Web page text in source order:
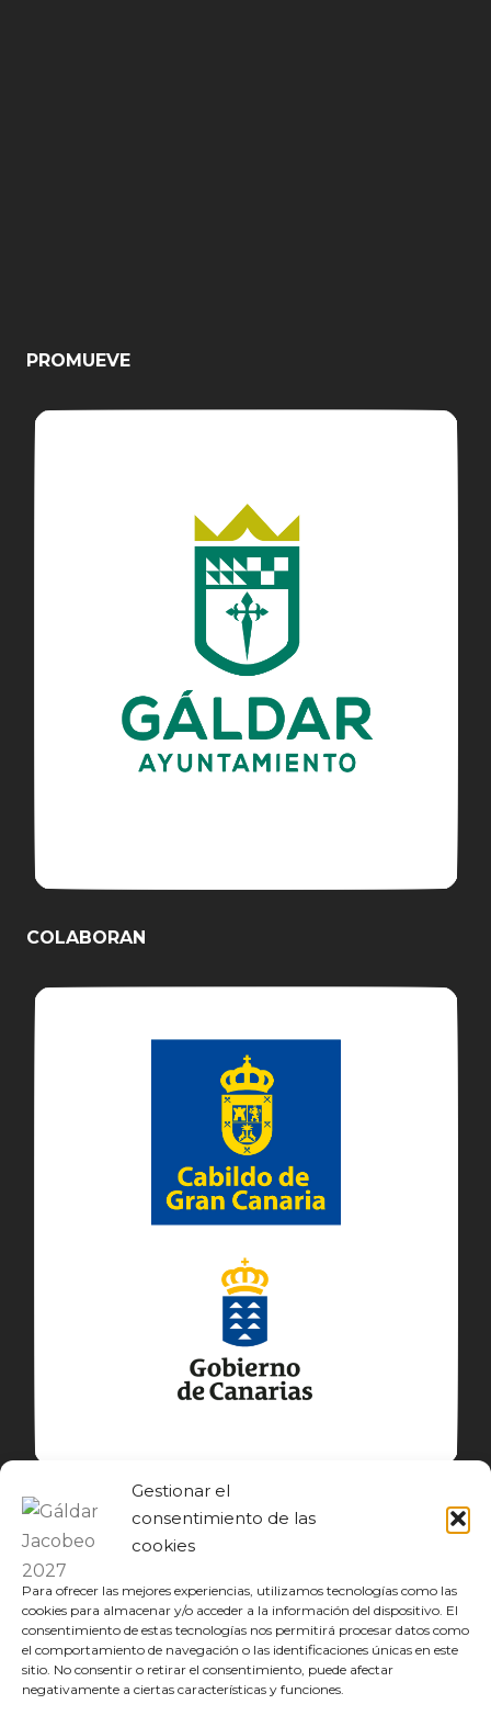
Gestionar el
consentimiento de las
cookies
Para ofrecer las mejores experiencias, utilizamos tecnologías como las
cookies para almacenar y/o acceder a la información del dispositivo. El
consentimiento de estas tecnologías nos permitirá procesar datos como
el comportamiento de navegación o las identificaciones únicas en este
sitio. No consentir o retirar el consentimiento, puede afectar
negativamente a ciertas características y funciones.
PROMUEVE
COLABORAN
© GÁLDAR JACOBEO 2027
EL CAMINO DESCUBRE CONOCE